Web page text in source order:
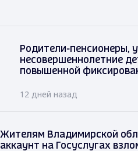
Родители-пенсионеры,
несовершеннолетние
повышенной
12 дней назад
Жителям Владимирской
аккаунт на Госуслугах